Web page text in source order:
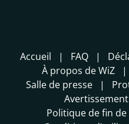
Accueil FAQ
À propos de WiZ
Salle de presse
Politique de fin